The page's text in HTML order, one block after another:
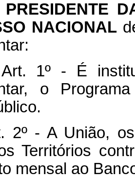
DA
NACIONAL
Art. 1º - É
o
2º - A União,
Territórios
mensal ao